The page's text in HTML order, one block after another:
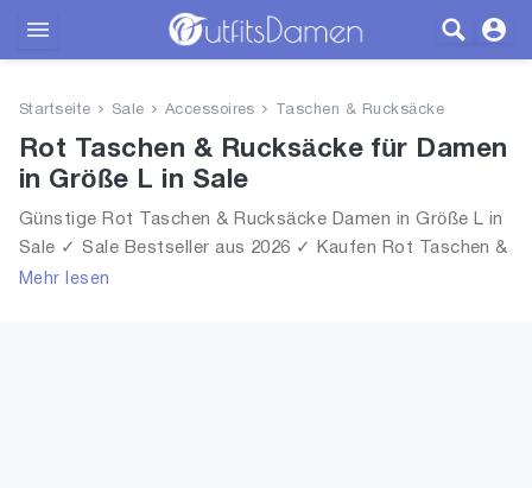
Bekleidung
Schuhe
Startseite Sale Accessoires Taschen & Rucksäcke
Rot Taschen & Rucksäcke für Damen
in Größe L in Sale
Günstige Rot Taschen & Rucksäcke Damen in Größe L in
Sale ✓ Sale Bestseller aus 2026 ✓ Kaufen Rot Taschen &
Rucksäcke für Frauen in Größe L in Sale!
Mehr lesen